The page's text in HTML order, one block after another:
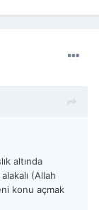
altında
(Allah
konu açmak